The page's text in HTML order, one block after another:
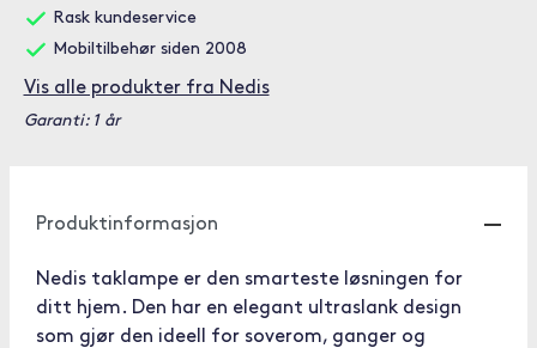
Rask kundeservice
Mobiltilbehør siden 2008
Vis alle produkter fra Nedis
Garanti: 1 år
Produktinformasjon
Nedis taklampe er den smarteste løsningen for
ditt hjem. Den har en elegant ultraslank design
som gjør den ideell for soverom, ganger og